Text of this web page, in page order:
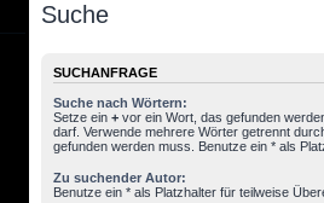
Suche
SUCHANFRAGE
Suche nach Wörtern:
Setze ein +vor ein Wort, das gefunden
darf. Verwende mehrere Wörter getrennt
gefunden werden muss. Benutze ein * als
Zu suchender Autor:
Benutze ein * als Platzhalter für teilweise